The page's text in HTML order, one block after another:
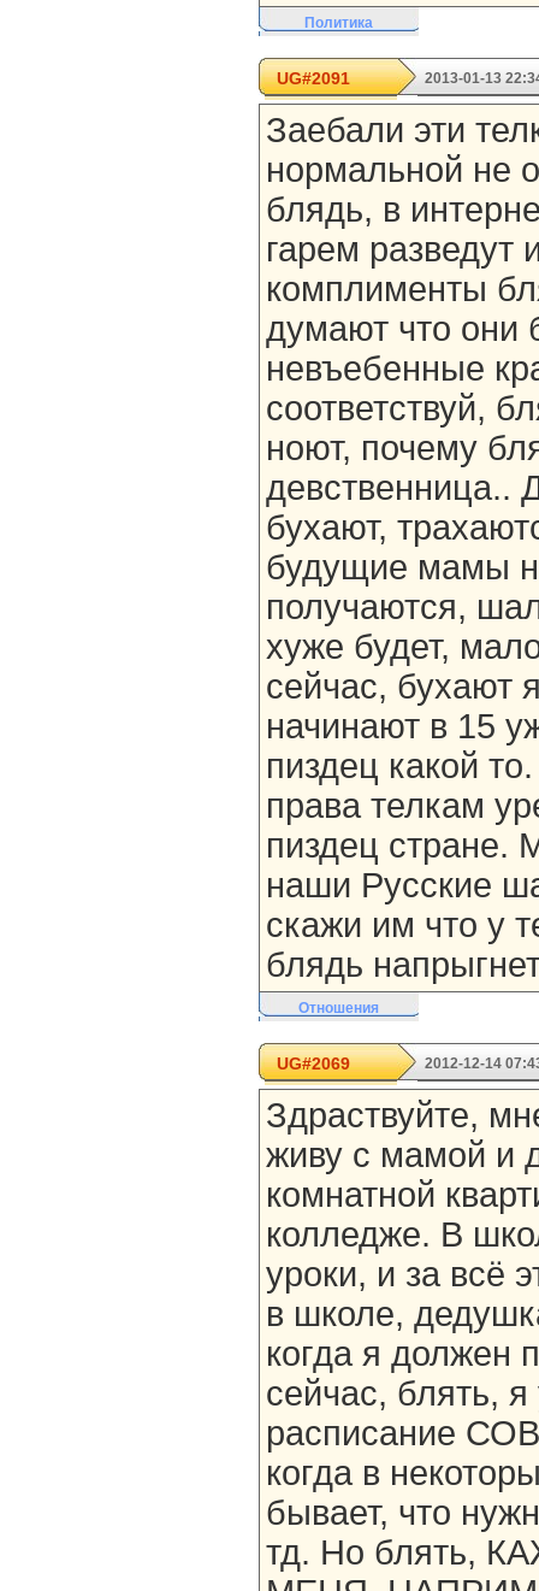
Политика
UG#2091 2013-01-13
Заебали эти
нормальной не
блядь, в
гарем разведут
комплименты
думают что они
невъебенные
соответствуй,
ноют, почему
девственница..
бухают,
будущие мамы
получаются,
хуже будет,
сейчас, бухают
начинают в 15
пиздец какой
права телкам
пиздец стране.
наши Русские
скажи им что у
блядь
Отношения
UG#2069 2012-12-14
Здраствуйте,
живу с мамой и
комнатной
колледже. В
уроки, и за всё
в школе,
когда я должен
сейчас, блять,
расписание
когда в
бывает, что
тд. Но блять,